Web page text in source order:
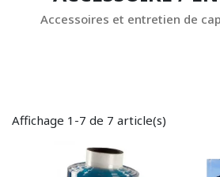
Accessoires et entretien de
Affichage 1-7 de 7 article(s)